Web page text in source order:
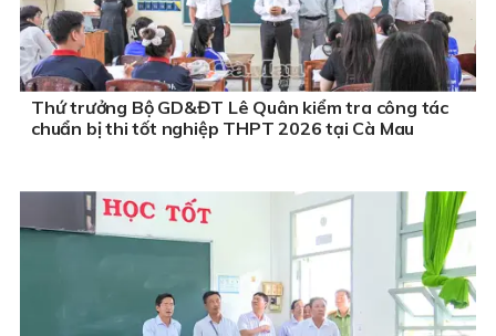
Thứ trưởng Bộ GD&ĐT Lê Quân kiểm tra công tác
chuẩn bị thi tốt nghiệp THPT 2026 tại Cà Mau